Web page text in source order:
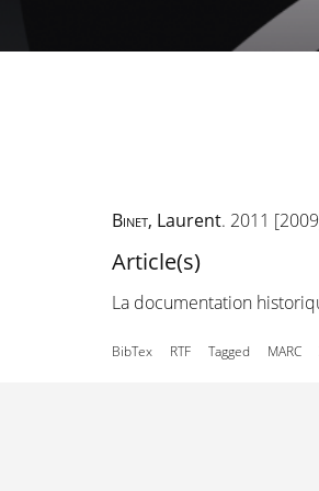
Binet, Laurent. 2011
Article(s)
La documentation
BibTex RTF Tagged MARC